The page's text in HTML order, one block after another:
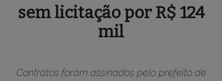
sem licitação por R$ 124
mil
Contratos foram assinados pelo prefeito de